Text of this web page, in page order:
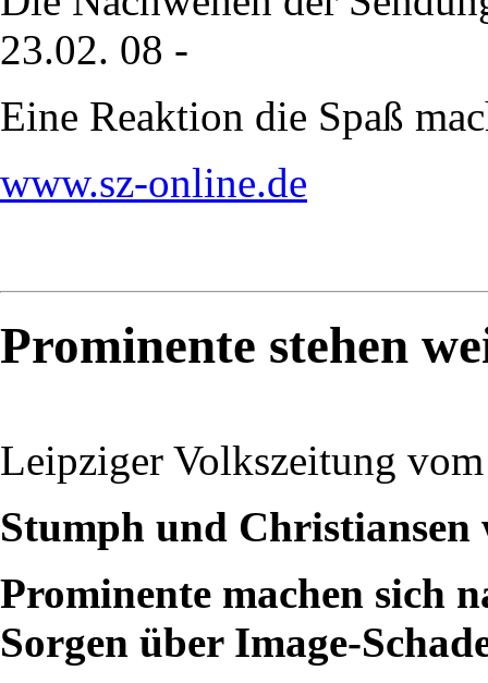
23.02. 08 -
Eine Reaktion die Spaß
www.sz-online.de
Prominente stehen
Leipziger Volkszeitung
Stumph und
Prominente machen sich
Sorgen über Image-